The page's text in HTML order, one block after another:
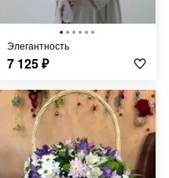
Элегантность
7 125₽